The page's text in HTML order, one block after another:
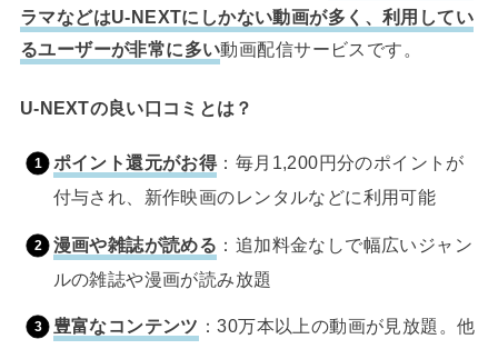
ラマなどはU-NEXTにしかない動画が多く、利用してい
るユーザーが非常に多い動画配信サービスです。
U-NEXTの良い口コミとは？
ポイント還元がお得：毎月1,200円分のポイントが
付与され、新作映画のレンタルなどに利用可能
漫画や雑誌が読める ：追加料金なしで幅広いジャン
ルの雑誌や漫画が読み放題
豊富なコンテンツ ：30万本以上の動画が見放題。他